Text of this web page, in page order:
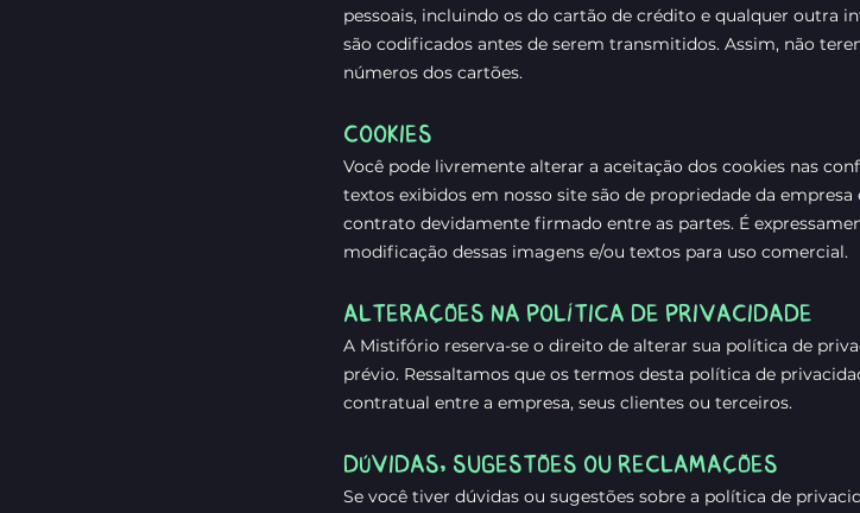
pessoais, incluindo os do cartão de crédito e qualquer outra
são codificados antes de serem transmitidos. Assim, não
números dos cartões.
COOKIES
Você pode livremente alterar a aceitação dos cookies nas
textos exibidos em nosso site são de propriedade da
contrato devidamente firmado entre as partes. É
modificação dessas imagens e/ou textos para uso comercial.
ALTERAÇÕES NA POLÍTICA DE PRIVACIDADE
A Mistifório reserva-se o direito de alterar sua política de
prévio. Ressaltamos que os termos desta política de
contratual entre a empresa, seus clientes ou terceiros.
DÚVIDAS, SUGESTÕES OU RECLAMAÇÕES
Se você tiver dúvidas ou sugestões sobre a política de